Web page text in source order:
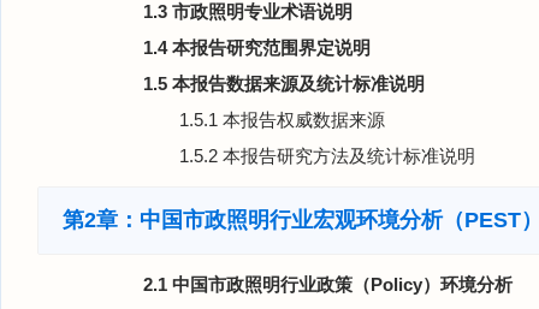
1.3 市政照明专业术语说明
1.4 本报告研究范围界定说明
1.5 本报告数据来源及统计标准说明
1.5.1 本报告权威数据来源
1.5.2 本报告研究方法及统计标准说明
第2章：中国市政照明行业宏观环境分析（PEST
2.1 中国市政照明行业政策（Policy）环境分析